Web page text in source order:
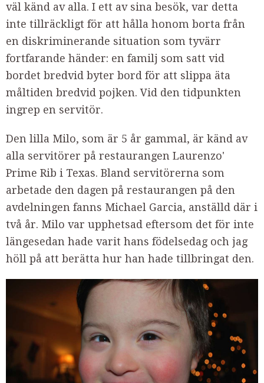
väl känd av alla. I ett av sina besök, var detta
inte tillräckligt för att hålla honom borta från
en diskriminerande situation som tyvärr
fortfarande händer: en familj som satt vid
bordet bredvid byter bord för att slippa äta
måltiden bredvid pojken. Vid den tidpunkten
ingrep en servitör.
Den lilla Milo, som är 5 år gammal, är känd av
alla servitörer på restaurangen Laurenzo'
Prime Rib i Texas. Bland servitörerna som
arbetade den dagen på restaurangen på den
avdelningen fanns Michael Garcia, anställd där i
två år. Milo var upphetsad eftersom det för inte
längesedan hade varit hans födelsedag och jag
höll på att berätta hur han hade tillbringat den.